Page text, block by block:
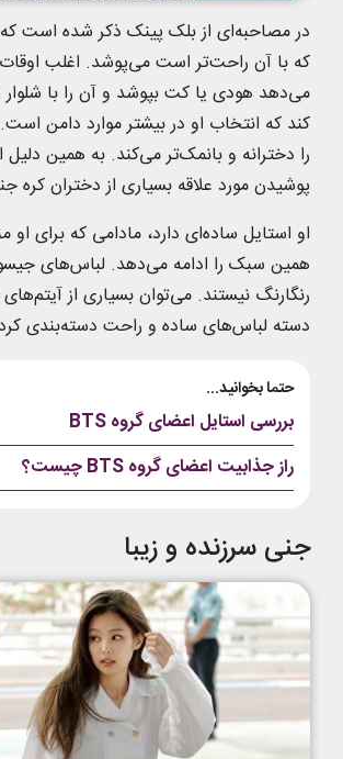
در مصاحبه‌ای از بلک پینک ذکر شده است
که با آن راحت‌تر است می‌پوشد. اغلب
می‌دهد هودی یا کت بپوشد و آن را با
کند که انتخاب او در بیشتر موارد دامن
را دخترانه و بانمک‌‌تر می‌کند. به همین
پوشیدن مورد علاقه بسیاری از دختران کره
او استایل ساده‌ای دارد، مادامی که برای
همین سبک را ادامه می‌دهد. لباس‌های
رنگارنگ نیستند. می‌توان بسیاری از آیتم‌های
دسته لباس‌های ساده و راحت دسته‌بندی
حتما بخوانید...
بررسی استایل اعضای گروه BTS
راز جذابیت اعضای گروه BTS چیست؟
جنی سرزنده و زیبا